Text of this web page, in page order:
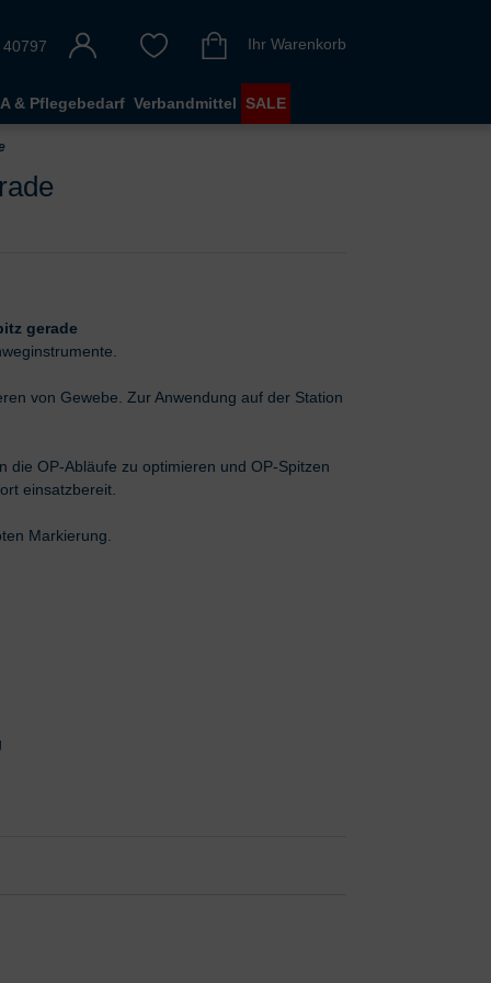
Ihr Warenkorb
& Pflegebedarf Verbandmittel SALE
gerade
von Gewebe. Zur Anwendung auf der Station
die OP-Abläufe zu optimieren und OP-Spitzen
einsatzbereit.
Markierung.